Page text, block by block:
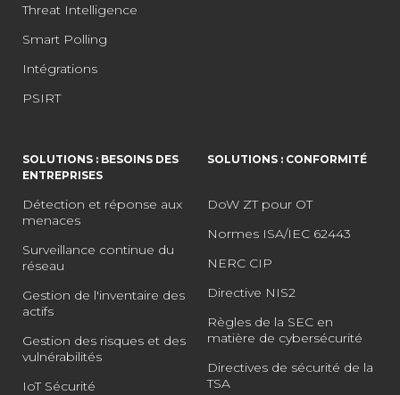
Threat Intelligence
Smart Polling
Intégrations
PSIRT
SOLUTIONS : BESOINS DES
ENTREPRISES
Détection et réponse aux
menaces
Surveillance continue du
réseau
Gestion de l'inventaire des
actifs
Gestion des risques et des
vulnérabilités
IoT Sécurité
SOLUTIONS : CONFORMITÉ
DoW ZT pour OT
Normes ISA/IEC 62443
NERC CIP
Directive NIS2
Règles de la SEC en
matière de cybersécurité
Directives de sécurité de la
TSA